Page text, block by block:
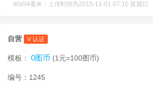
90x54毫米；上传时间为2015-11-01 07:10 星期日
自营 V 认证
模板： 0图币 (1元=100图币)
编号：1245